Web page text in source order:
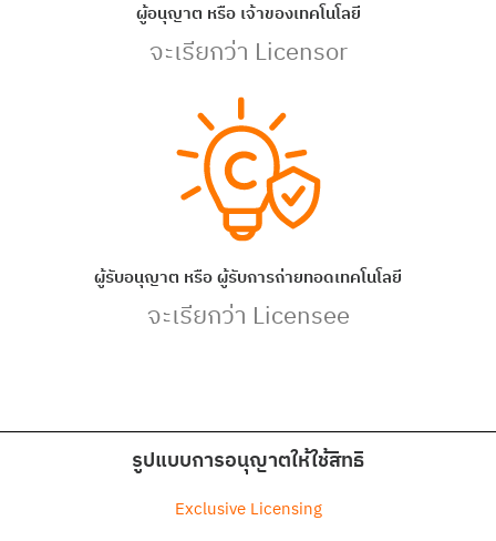
ผู้อนุญาต หรือ เจ้าของเทคโนโลยี
จะเรียกว่า Licensor
ผู้รับอนุญาต หรือ ผู้รับการถ่ายทอดเทคโนโลยี
จะเรียกว่า Licensee
รูปแบบการอนุญาตให้ใช้สิทธิ
Exclusive Licensing